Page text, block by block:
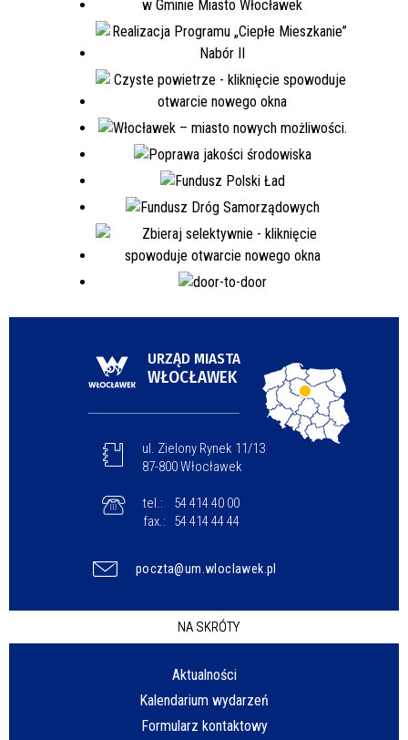
URZĄD MIASTA
WŁOCŁAWEK
ul. Zielony Rynek 11/13
87-800 Włocławek
tel.:
54 414 40 00
fax.:
54 414 44 44
poczta@um.wloclawek.pl
NA SKRÓTY
Aktualności
Kalendarium wydarzeń
Formularz kontaktowy